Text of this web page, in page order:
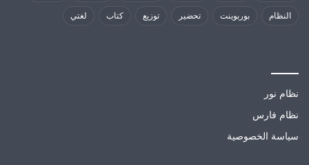
النظام بوربوينت تحضير توزيع كتاب لغتي
نظام نور
نظام فارس
سياسة الخصوصية